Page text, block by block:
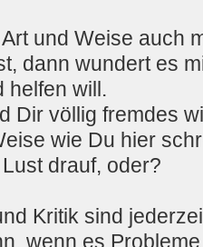
und Weise auch
dann wundert es
helfen will.
Dir völlig fremdes
wie Du hier
drauf, oder?
Kritik sind
wenn es